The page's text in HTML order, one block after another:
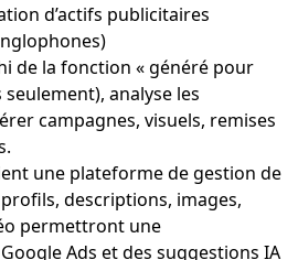
d’actifs publicitaires
de la fonction « généré pour
analyse les
campagnes, visuels, remises
une plateforme de gestion de
descriptions, images,
permettront une
Ads et des suggestions IA